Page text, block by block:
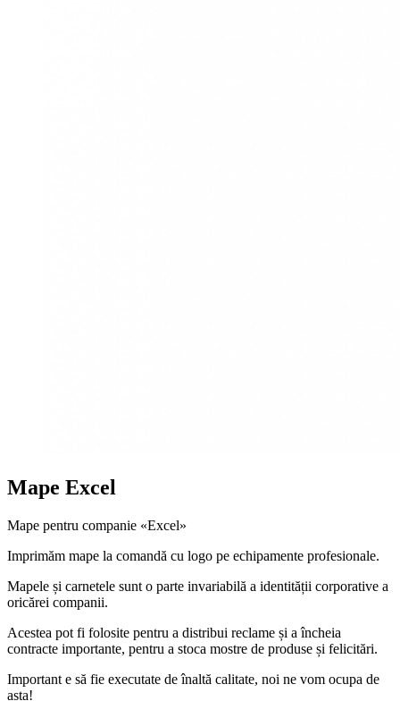
Mape Excel
Mape pentru companie «Excel»
Imprimăm mape la comandă cu logo pe echipamente profesionale.
Mapele și carnetele sunt o parte invariabilă a identității corporative a
oricărei companii.
Acestea pot fi folosite pentru a distribui reclame și a încheia
contracte importante, pentru a stoca mostre de produse și felicitări.
Important e să fie executate de înaltă calitate, noi ne vom ocupa de
asta!